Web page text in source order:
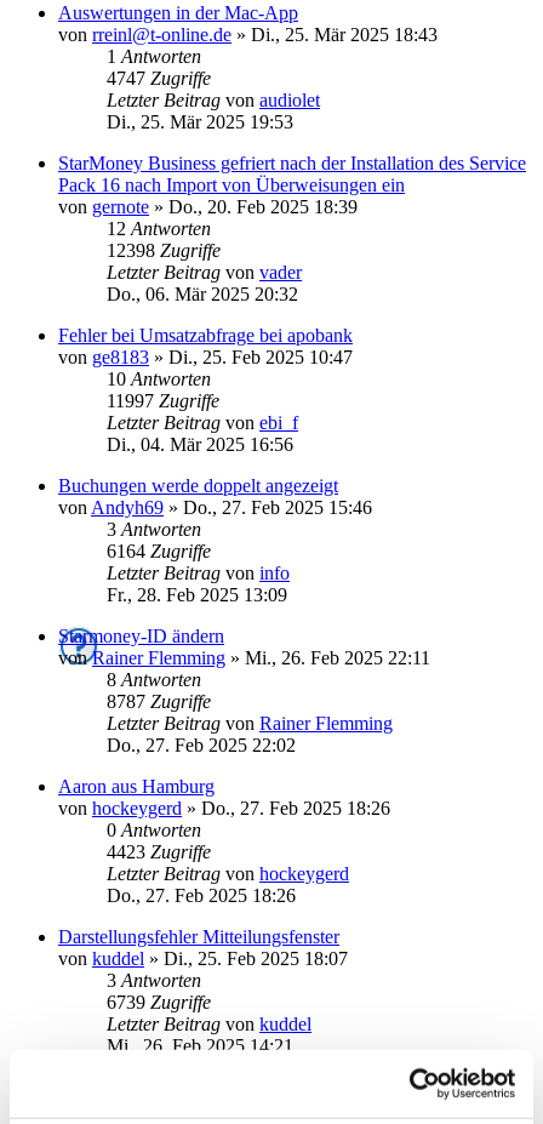
Auswertungen in der Mac-App
von rreinl@t-online.de » Di., 25. Mär 2025 18:43
1 Antworten
4747 Zugriffe
Letzter Beitrag von audiolet
Di., 25. Mär 2025 19:53
StarMoney Business gefriert nach der Installation des Service
Pack 16 nach Import von Überweisungen ein
von gernote » Do., 20. Feb 2025 18:39
12 Antworten
12398 Zugriffe
Letzter Beitrag von vader
Do., 06. Mär 2025 20:32
Fehler bei Umsatzabfrage bei apobank
von ge8183 » Di., 25. Feb 2025 10:47
10 Antworten
11997 Zugriffe
Letzter Beitrag von ebi_f
Di., 04. Mär 2025 16:56
Buchungen werde doppelt angezeigt
von Andyh69 » Do., 27. Feb 2025 15:46
3 Antworten
6164 Zugriffe
Letzter Beitrag von info
Fr., 28. Feb 2025 13:09
Starmoney-ID ändern
vonRainer Flemming » Mi., 26. Feb 2025 22:11
8 Antworten
8787 Zugriffe
Letzter Beitrag von Rainer Flemming
Do., 27. Feb 2025 22:02
Aaron aus Hamburg
von hockeygerd » Do., 27. Feb 2025 18:26
0 Antworten
4423 Zugriffe
Letzter Beitrag von hockeygerd
Do., 27. Feb 2025 18:26
Darstellungsfehler Mitteilungsfenster
von kuddel » Di., 25. Feb 2025 18:07
3 Antworten
6739 Zugriffe
Letzter Beitrag von kuddel
Mi., 26. Feb 2025 14:21